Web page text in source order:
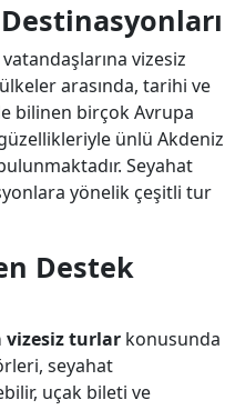
vizesiz
arasında, tarihi ve
bilinen birçok Avrupa
ünlü Akdeniz
Seyahat
yönelik çeşitli tur
Destek
vizesiz turlar konusunda
seyahat
uçak bileti ve